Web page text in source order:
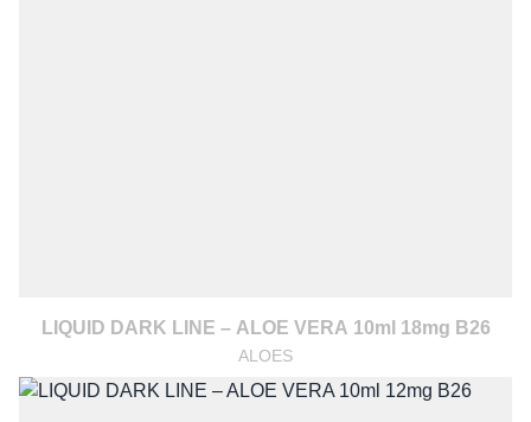
LIQUID DARK LINE – ALOE VERA 10ml 18mg B26
ALOES